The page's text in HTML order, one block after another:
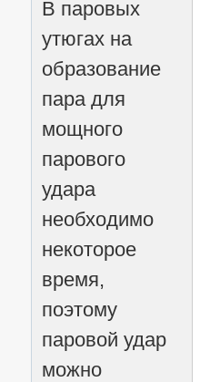
В паровых
утюгах на
образование
пара для
мощного
парового
удара
необходимо
некоторое
время,
поэтому
паровой удар
можно